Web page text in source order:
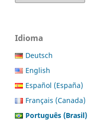
Idioma
Deutsch
English
Español (España)
Français (Canada)
Português (Brasil)